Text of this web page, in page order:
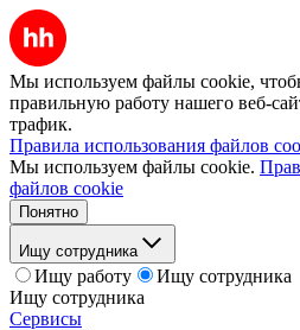
Мы используем файлы cookie,
правильную работу нашего веб-
трафик.
Правила использования файлов
Мы используем файлы cookie.
файлов cookie
Понятно
Ищу сотрудника
Ищу работу
Ищу сотрудника
Ищу сотрудника
Сервисы